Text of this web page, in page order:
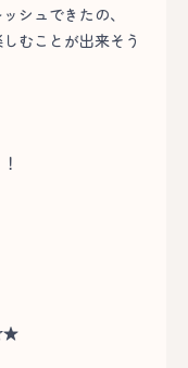
シュできたの、
むことが出来そう